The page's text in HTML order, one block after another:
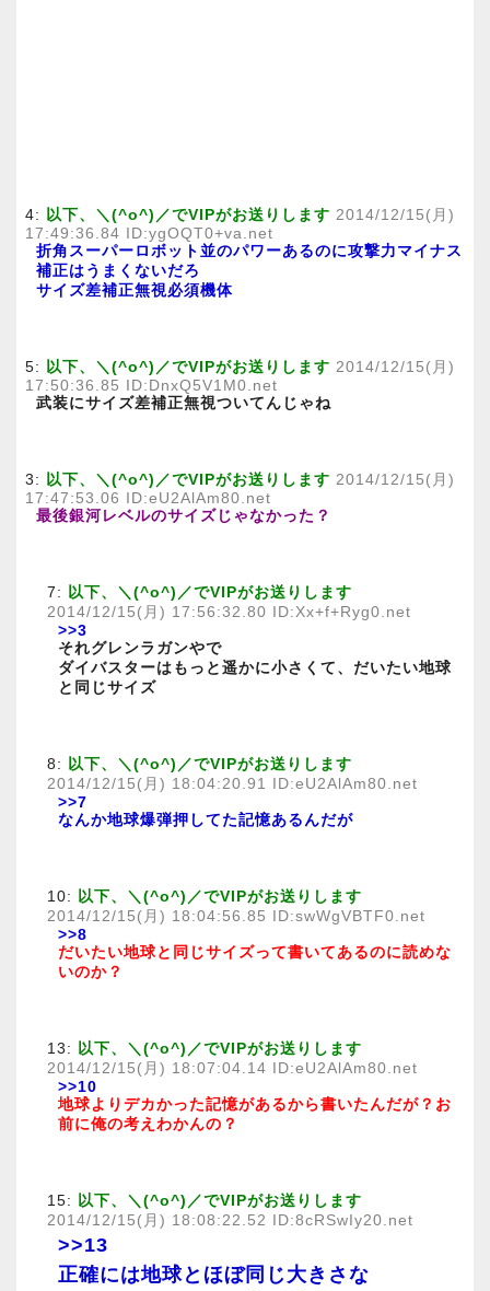
4: 以下、＼(^o^)／でVIPがお送りします 2014/12/15(月)
17:49:36.84 ID:ygOQT0+va.net
折角スーパーロボット並のパワーあるのに攻撃力マイナス
補正はうまくないだろ
サイズ差補正無視必須機体
5: 以下、＼(^o^)／でVIPがお送りします 2014/12/15(月)
17:50:36.85 ID:DnxQ5V1M0.net
武装にサイズ差補正無視ついてんじゃね
3: 以下、＼(^o^)／でVIPがお送りします 2014/12/15(月)
17:47:53.06 ID:eU2AlAm80.net
最後銀河レベルのサイズじゃなかった？
7:
以下、＼(^o^)／でVIPがお送りします
2014/12/15(月) 17:56:32.80 ID:Xx+f+Ryg0.net
>>3
それグレンラガンやで
ダイバスターはもっと遥かに小さくて、だいたい地球
と同じサイズ
8:
以下、＼(^o^)／でVIPがお送りします
2014/12/15(月) 18:04:20.91 ID:eU2AlAm80.net
>>7
なんか地球爆弾押してた記憶あるんだが
10:
以下、＼(^o^)／でVIPがお送りします
2014/12/15(月) 18:04:56.85 ID:swWgVBTF0.net
>>8
だいたい地球と同じサイズって書いてあるのに読めな
いのか？
13:
以下、＼(^o^)／でVIPがお送りします
2014/12/15(月) 18:07:04.14 ID:eU2AlAm80.net
>>10
地球よりデカかった記憶があるから書いたんだが？お
前に俺の考えわかんの？
15:
以下、＼(^o^)／でVIPがお送りします
2014/12/15(月) 18:08:22.52 ID:8cRSwIy20.net
>>13
正確には地球とほぼ同じ大きさな